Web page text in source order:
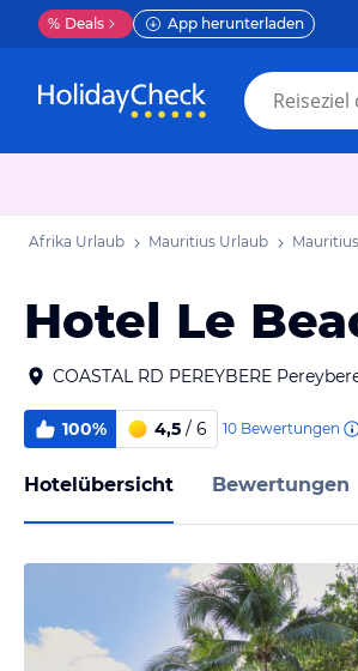
% Deals App herunterladen
Afrika Urlaub Mauritius Urlaub
Hotel Le
COASTAL RD PEREYBERE
100% 4,5 / 6 10 Bewertungen
Hotelübersicht Bewertungen